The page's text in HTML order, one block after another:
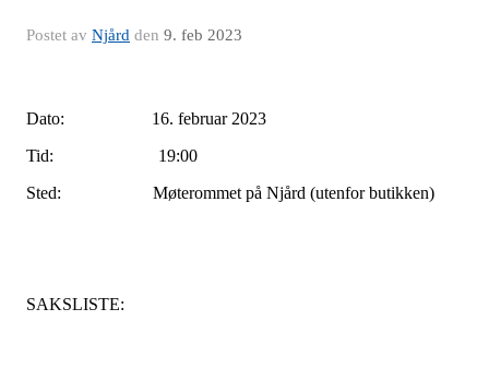
Postet av Njård den 9. feb 2023
Dato: 16. februar 2023
Tid: 19:00
Sted: Møterommet på Njård (utenfor butikken)
SAKSLISTE: